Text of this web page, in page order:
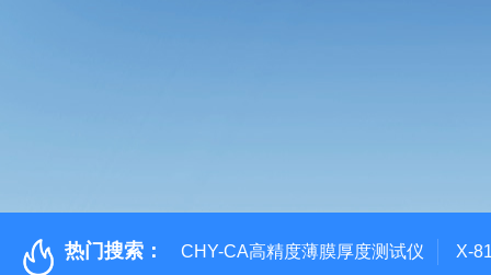
热门搜索： CHY-CA高精度薄膜厚度测试仪 X-